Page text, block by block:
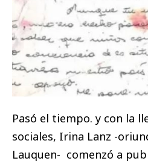
Pasó el tiempo. y con la
sociales, Irina Lanz -
Lauquen- comenzó a